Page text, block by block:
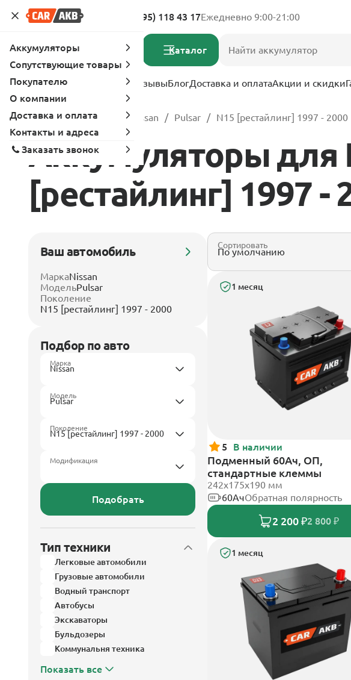
Адреса магазинов 8 (495) 118 43 17Ежедневно 9:00-21:00
Каталог
Услуги Вопрос-ответ ОтзывыБлогДоставка и оплатаАкции и скидки
Главная Каталог Nissan Pulsar N15 [рестайлинг] 1997 - 2000
Аккумуляторы для
[рестайлинг] 1997 -
Ваш автомобиль
МаркаNissan
МодельPulsar
Поколение
N15 [рестайлинг] 1997 - 2000
Подбор по авто
Марка
Модель
Поколение
Модификация
Подобрать
Тип техники
Легковые автомобили
Грузовые автомобили
Водный транспорт
Автобусы
Экскаваторы
Бульдозеры
Коммунальня техника
Показать все
Сортировать
1 месяц
5 В наличии
Подменный 60Ач, ОП,
стандартные клеммы
242х175х190 мм
60АчОбратная полярность
2 200 ₽2 800 ₽
1 месяц
Аккумуляторы
Сопутствующие товары
Покупателю
О компании
Доставка и оплата
Контакты и адреса
Заказать звонок